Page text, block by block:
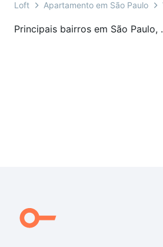
Loft Apartamento em São Paulo